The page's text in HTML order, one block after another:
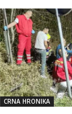
CRNA HRONIKA